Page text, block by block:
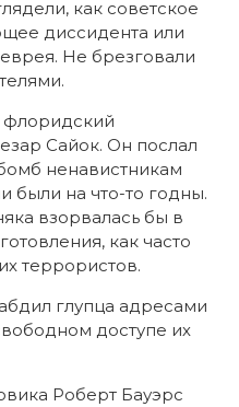
как советское
диссидента или
Не брезговали
Сайок. Он послал
ненавистникам
были на что-то годны.
взорвалась бы в
как часто
террористов.
глупца адресами
доступе их
Роберт Бауэрс